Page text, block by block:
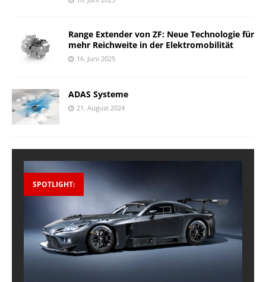
Range Extender von ZF: Neue Technologie für
mehr Reichweite in der Elektromobilität
16. Juni 2025
ADAS Systeme
21. August 2024
SPOTLIGHT: